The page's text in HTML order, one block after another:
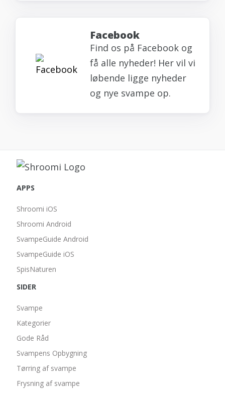
Facebook
Find os på Facebook og
få alle nyheder! Her vil vi
løbende ligge nyheder
og nye svampe op.
APPS
Shroomi iOS
Shroomi Android
SvampeGuide Android
SvampeGuide iOS
SpisNaturen
SIDER
Svampe
Kategorier
Gode Råd
Svampens Opbygning
Tørring af svampe
Frysning af svampe